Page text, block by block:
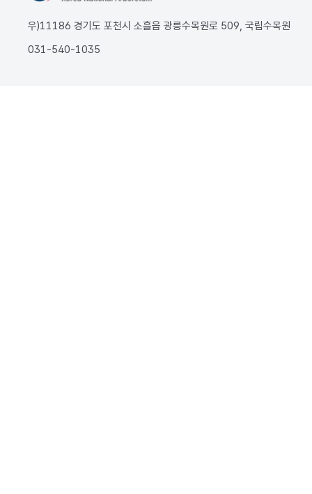
우)11186 경기도 포천시 소흘읍 광릉수목원로 509, 국립수목원
031-540-1035